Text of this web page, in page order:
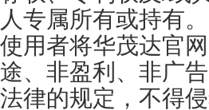
人专属所有或持有。
使用者将华茂达官
途、非盈利、非广
法律的规定，不得